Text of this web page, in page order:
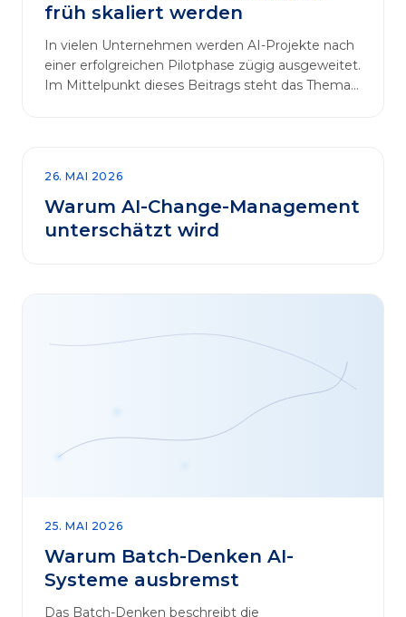
früh skaliert werden
In vielen Unternehmen werden AI-Projekte nach
einer erfolgreichen Pilotphase zügig ausgeweitet.
Im Mittelpunkt dieses Beitrags steht das Thema
26. MAI 2026
Warum AI-Change-Management
unterschätzt wird
25. MAI 2026
Warum Batch-Denken AI-
Systeme ausbremst
Das Batch-Denken beschreibt die